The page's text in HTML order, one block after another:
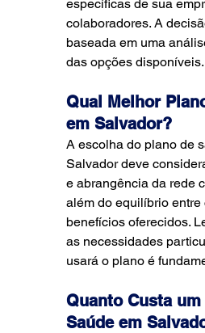
específicas de sua
colaboradores. A
baseada em uma
das opções disponíveis.
Qual Melhor
em Salvador?
A escolha do plano de
Salvador deve
e abrangência da rede
além do equilíbrio entre
benefícios oferecidos.
as necessidades
usará o plano é
Quanto Custa
Saúde em